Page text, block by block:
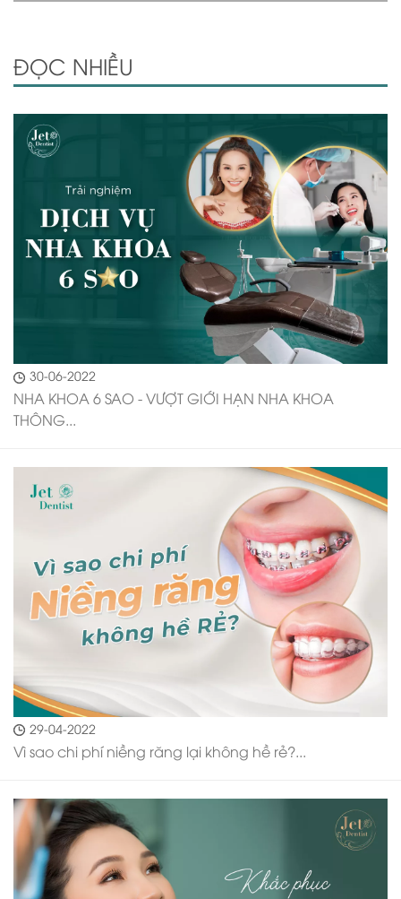
ĐỌC NHIỀU
30-06-2022
NHA KHOA 6 SAO - VƯỢT GIỚI HẠN NHA KHOA
THÔNG...
29-04-2022
Vì sao chi phí niềng răng lại không hề rẻ?...